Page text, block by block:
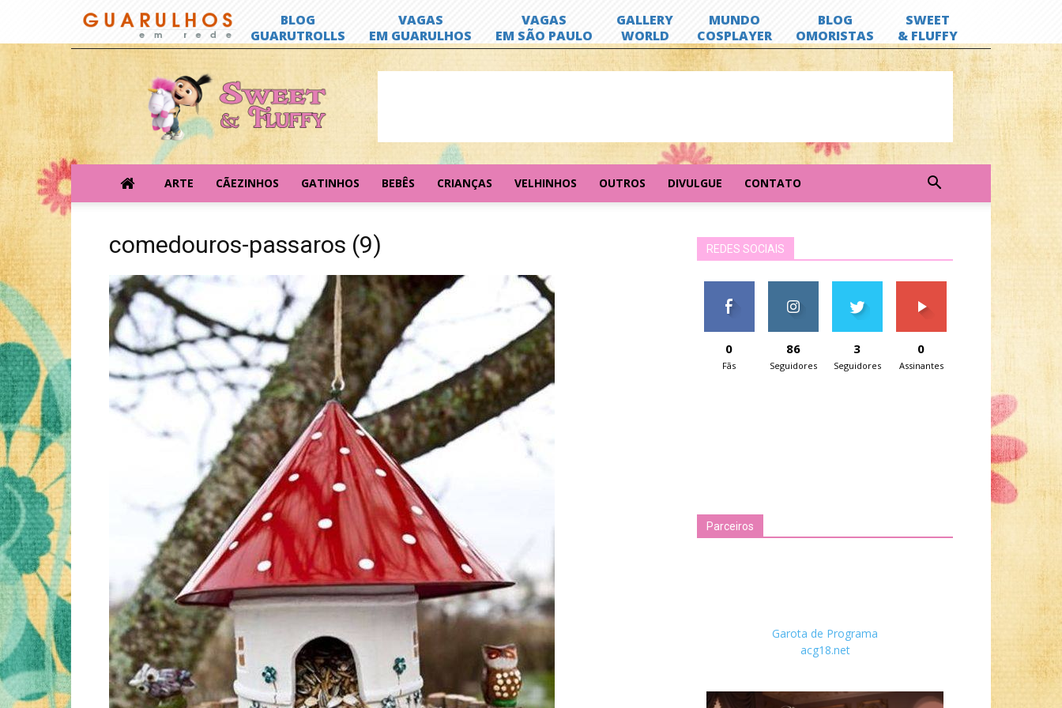
Sweet
&
Fluffy
ARTE CÃEZINHOS GATINHOS BEBÊS CRIANÇAS VELHINHOS OUTROS DIVULGUE CONTATO
comedouros-passaros (9) REDES SOCIAIS
0
Fãs
86
Seguidores
3
Seguidores
0
Assinantes
Parceiros
Garota de Programa
acg18.net